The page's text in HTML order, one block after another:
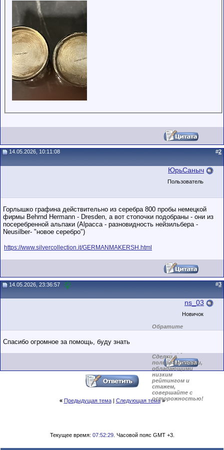
14.05.2026, 10:11:08 #2
ЮрьСаныч
Пользователь
Горлышко графина действительно из серебра 800 пробы немецкой
фирмы Behrnd Hermann - Dresden, а вот стопочки подобраны - они из
посеребренной альпаки (Alpacca - разновидность нейзильбера -
Neusilber- "новое серебро")
https://www.silvercollection.it/GERMANMAKERSH.html
14.05.2026, 23:36:57 #3
ns_03
Новичок
Обратите
внимание на
Сделки с
пользователями,
обладающими
низким
рейтингом и
стажем,
совершайте с
осторожностью!
Спасибо огромное за помощь, буду знать
« Предыдущая тема| Следующая тема »
Текущее время: 07:52:29. Часовой пояс GMT +3.